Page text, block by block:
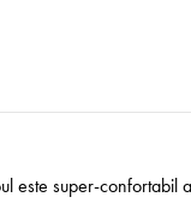
este super-confortabil